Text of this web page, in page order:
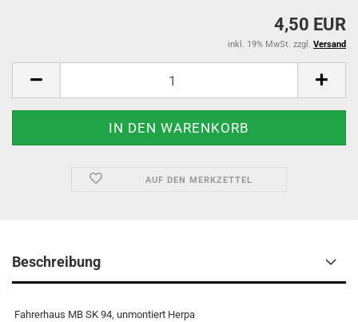
4,50 EUR
inkl. 19% MwSt. zzgl. Versand
AUF DEN MERKZETTEL
Beschreibung
Fahrerhaus MB SK 94, unmontiert Herpa